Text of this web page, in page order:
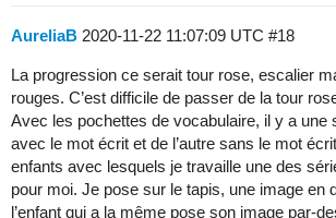
AureliaB 2020-11-22 11:07:09 UTC #18
La progression ce serait tour rose, escalier
rouges. C’est difficile de passer de la tour
Avec les pochettes de vocabulaire, il y a une
avec le mot écrit et de l’autre sans le mot
enfants avec lesquels je travaille une des
pour moi. Je pose sur le tapis, une image en
l’enfant qui a la même pose son image par-